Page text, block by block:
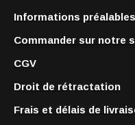
Informations préalables
Commander sur notre
CGV
Droit de rétractation
Frais et délais de